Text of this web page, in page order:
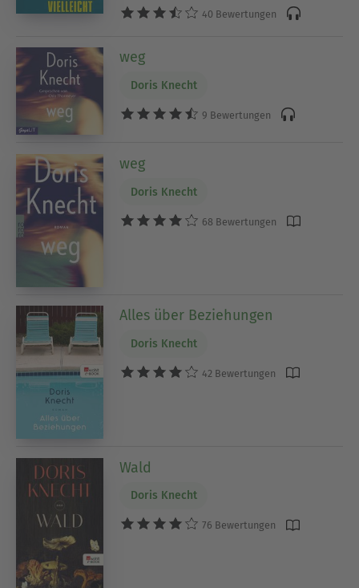
40 Bewertungen
weg
Doris Knecht
9 Bewertungen
weg
Doris Knecht
68 Bewertungen
Alles über Beziehungen
Doris Knecht
42 Bewertungen
Wald
Doris Knecht
76 Bewertungen